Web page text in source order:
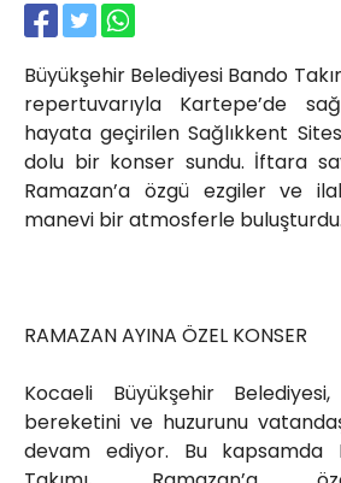
Büyükşehir Belediyesi Bando
repertuvarıyla Kartepe’de
hayata geçirilen Sağlıkkent
dolu bir konser sundu. İftara
Ramazan’a özgü ezgiler ve
manevi bir atmosferle buluşturdu.
RAMAZAN AYINA ÖZEL KONSER
Kocaeli Büyükşehir
bereketini ve huzurunu
devam ediyor. Bu kapsamda
Akkavaklar
KOCAELİ